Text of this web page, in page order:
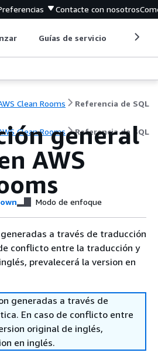
Contacte con nosotros
Guías de servicio
Clean Rooms Referencia de SQL
Clean Rooms Referencia de SQL
general
AWS
Modo de enfoque
a través de traducción
conflicto entre la traducción y
prevalecerá la version en
generadas a través de
En caso de conflicto entre
original de inglés,
en inglés.